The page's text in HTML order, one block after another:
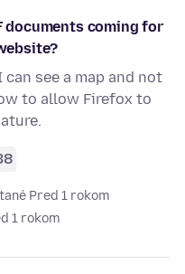
documents coming for
see a map and not
to allow Firefox to
Pred 1 rokom
1 rokom